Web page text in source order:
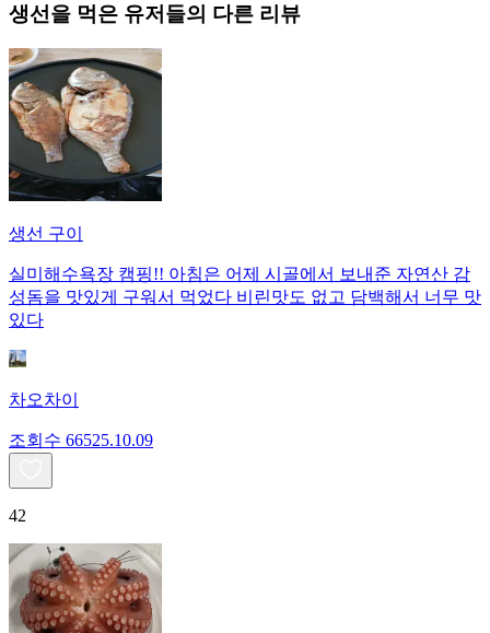
생선을 먹은 유저들의 다른 리뷰
생선 구이
실미해수욕장 캠핑!! 아침은 어제 시골에서 보내준 자연산 감
성돔을 맛있게 구워서 먹었다 비린맛도 없고 담백해서 너무 맛
있다
차오차이
조회수 66525.10.09
42